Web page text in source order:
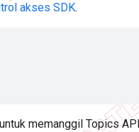
akses SDK.
memanggil Topics